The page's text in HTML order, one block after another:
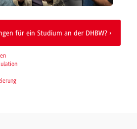
für ein Studium an der DHBW?